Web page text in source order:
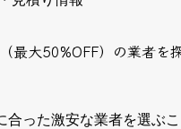
最大50%OFF）の業者を
った激安な業者を選ぶこ